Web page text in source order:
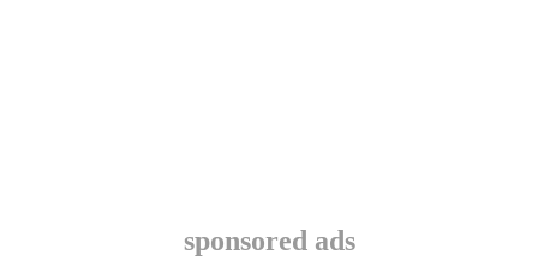
sponsored ads